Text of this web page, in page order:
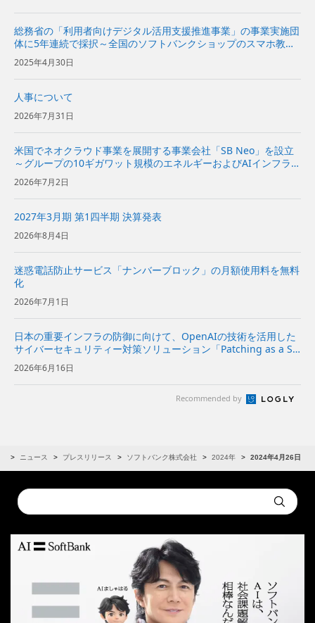
総務省の「利用者向けデジタル活用支援推進事業」の事業実施団
体に5年連続で採択～全国のソフトバンクショップのスマホ教室
で行政サービス講座を開催し、デジタルディバイドの解消を推進
～
2025年4月30日
人事について
2026年7月31日
米国でネオクラウド事業を展開する事業会社「SB Neo」を設立
～グループの10ギガワット規模のエネルギーおよびAIインフラを
基に、米国の企業向けにネオクラウドサービスを提供～
2026年7月2日
2027年3月期 第1四半期 決算発表
2026年8月4日
迷惑電話防止サービス「ナンバーブロック」の月額使用料を無料
化
2026年7月1日
日本の重要インフラの防御に向けて、OpenAIの技術を活用した
サイバーセキュリティー対策ソリューション「Patching as a Se
rvice」を提供開始～企業向けに、脆弱性診断から修復方針の策
定、実装の提案までを一気通貫で支援～ | ...
2026年6月16日
Recommended by
ニュース プレスリリース ソフトバンク株式会社 2024年 2024年4月26日
Conduct
a
Submit